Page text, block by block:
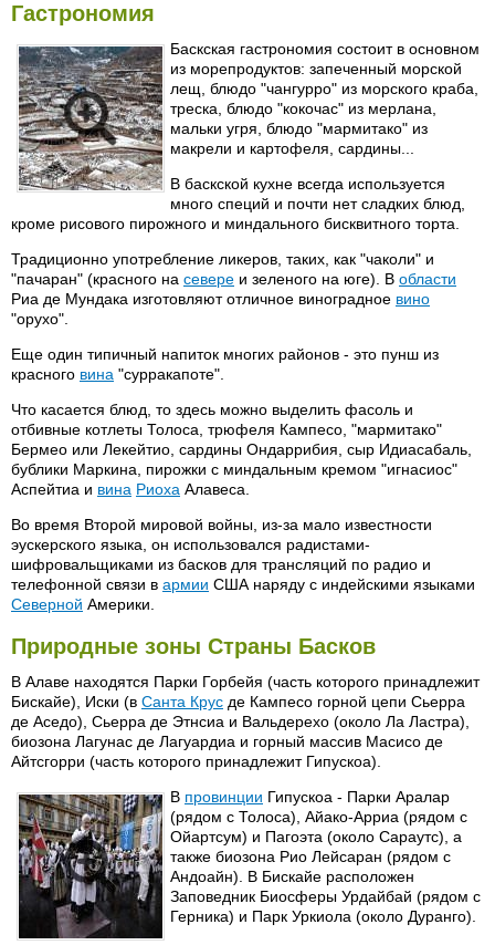
Гастрономия
Баскская гастрономия состоит в основном
из морепродуктов: запеченный морской
лещ, блюдо "чангурро" из морского краба,
треска, блюдо "кокочас" из мерлана,
мальки угря, блюдо "мармитако" из
макрели и картофеля, сардины...
В баскской кухне всегда используется
много специй и почти нет сладких блюд,
кроме рисового пирожного и миндального бисквитного торта.
Традиционно употребление ликеров, таких, как "чаколи" и
"пачаран" (красного на севере и зеленого на юге). В области
Риа де Мундака изготовляют отличное виноградное вино
"орухо".
Еще один типичный напиток многих районов - это пунш из
красного вина "сурракапоте".
Что касается блюд, то здесь можно выделить фасоль и
отбивные котлеты Толоса, трюфеля Кампесо, "мармитако"
Бермео или Лекейтио, сардины Ондаррибия, сыр Идиасабаль,
бублики Маркина, пирожки с миндальным кремом "игнасиос"
Аспейтиа и вина Риоха Алавеса.
Во время Второй мировой войны, из-за мало известности
эускерского языка, он использовался радистами-
шифровальщиками из басков для трансляций по радио и
телефонной связи в армии США наряду с индейскими языками
Северной Америки.
Природные зоны Страны Басков
В Алаве находятся Парки Горбейя (часть которого принадлежит
Бискайе), Иски (в Санта Крус де Кампесо горной цепи Сьерра
де Аседо), Сьерра де Этнсиа и Вальдерехо (около Ла Ластра),
биозона Лагунас де Лагуардиа и горный массив Масисо де
Айтсгорри (часть которого принадлежит Гипускоа).
В провинции Гипускоа - Парки Аралар
(рядом с Толоса), Айако-Арриа (рядом с
Ойартсум) и Пагоэта (около Сараутс), а
также биозона Рио Лейсаран (рядом с
Андоайн). В Бискайе расположен
Заповедник Биосферы Урдайбай (рядом с
Герника) и Парк Уркиола (около Дуранго).